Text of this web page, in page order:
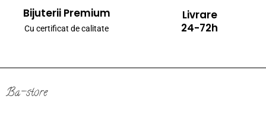
Bijuterii Premium
Cu certificat de calitate
Livrare
24-72h
Ba-store